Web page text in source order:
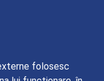
folosesc